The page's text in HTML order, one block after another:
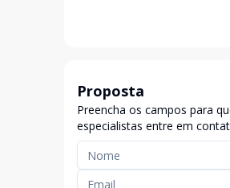
Proposta
Preencha os campos para
especialistas entre em